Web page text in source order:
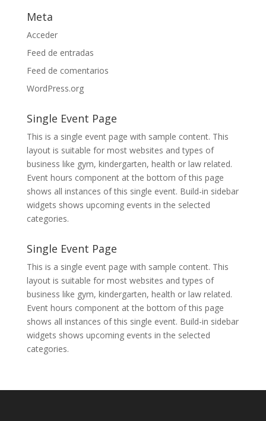
Meta
Acceder
Feed de entradas
Feed de comentarios
WordPress.org
Single Event Page
This is a single event page with sample content. This
layout is suitable for most websites and types of
business like gym, kindergarten, health or law related.
Event hours component at the bottom of this page
shows all instances of this single event. Build-in sidebar
widgets shows upcoming events in the selected
categories.
Single Event Page
This is a single event page with sample content. This
layout is suitable for most websites and types of
business like gym, kindergarten, health or law related.
Event hours component at the bottom of this page
shows all instances of this single event. Build-in sidebar
widgets shows upcoming events in the selected
categories.